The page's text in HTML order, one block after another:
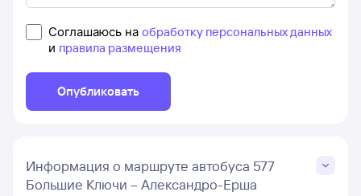
Соглашаюсь на обработку персональных данных
и правила размещения
Опубликовать
Информация о маршруте автобуса 577
Большие Ключи – Александро-Ерша